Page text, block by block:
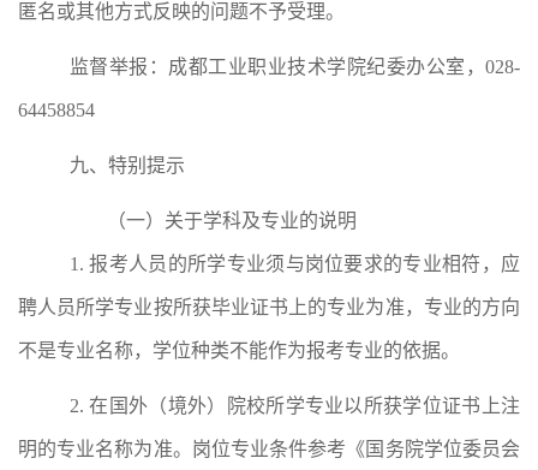
匿名或其他方式反映的问题不予受理。
监督举报：成都工业职业技术学院纪委办公室， 028-
64458854
九、 特别提示
（一）关于学科及专业的说明
1.报考人员的所学专业须与岗位要求的专业相符， 应
聘人员所学专业按所获毕业证书上的专业为准，专业的方向
不是专业名称，学位种类不能作为报考专业的依据。
2.在国外 （境外）院校所学专业以所获学位证书上注
明的专业名称为准。岗位专业条件参考《国务院学位委员会